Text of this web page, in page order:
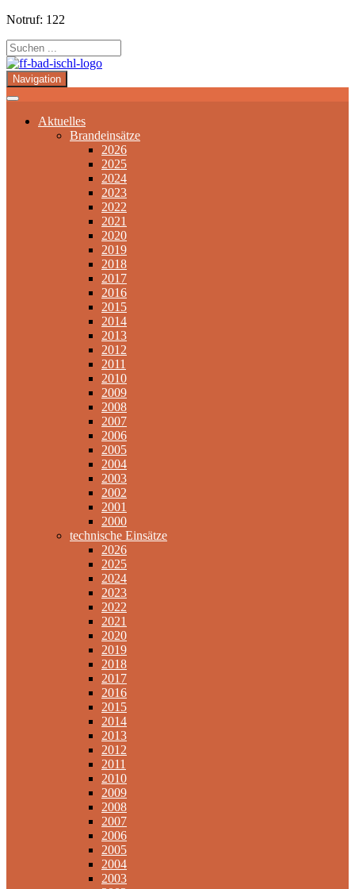
Notruf: 122
Navigation
Aktuelles
Brandeinsätze
2026
2025
2024
2023
2022
2021
2020
2019
2018
2017
2016
2015
2014
2013
2012
2011
2010
2009
2008
2007
2006
2005
2004
2003
2002
2001
2000
technische Einsätze
2026
2025
2024
2023
2022
2021
2020
2019
2018
2017
2016
2015
2014
2013
2012
2011
2010
2009
2008
2007
2006
2005
2004
2003